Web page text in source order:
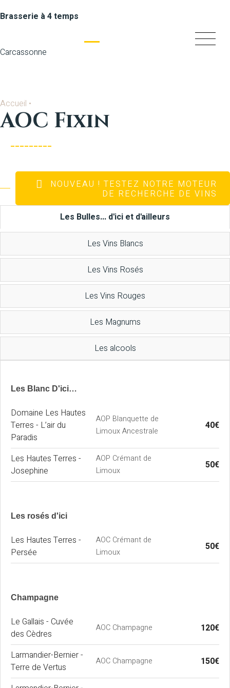
Brasserie à 4 temps
Carcassonne
Accueil •
AOC Fixin
NOUVEAU ! TESTEZ NOTRE MOTEUR
DE RECHERCHE DE VINS
Les Bulles... d'ici et d'ailleurs
Les Vins Blancs
Les Vins Rosés
Les Vins Rouges
Les Magnums
Les alcools
Les Blanc D'ici…
Domaine Les Hautes
Terres - L’air du
Paradis
AOP Blanquette de
Limoux Ancestrale
40€
Les Hautes Terres -
Josephine
AOP Crémant de
Limoux
50€
Les rosés d'ici
Les Hautes Terres -
Persée
AOC Crémant de
Limoux
50€
Champagne
Le Gallais - Cuvée
des Cèdres
AOC Champagne 120€
Larmandier-Bernier -
Terre de Vertus
AOC Champagne 150€